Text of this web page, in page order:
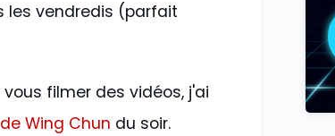
les vendredis (parfait
filmer des vidéos, j'ai
Wing Chun du soir.